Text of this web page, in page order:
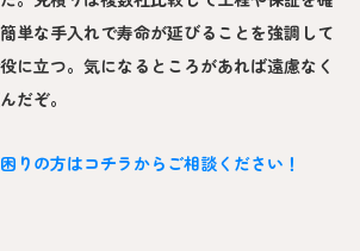
単な手入れで寿命が延びることを強調して
に立つ。気になるところがあれば遠慮なく
だぞ。
りの方はコチラからご相談ください！